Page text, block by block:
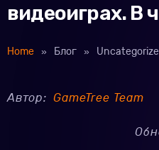
видеоиграх. В
Home » Блог »
Автор:GameTree Team